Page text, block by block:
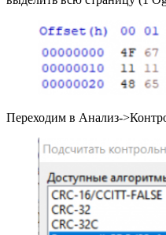
Переходим в Анализ-